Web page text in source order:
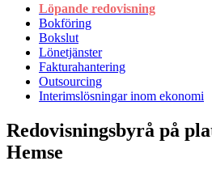
Löpande redovisning
Bokföring
Bokslut
Lönetjänster
Fakturahantering
Outsourcing
Interimslösningar inom ekonomi
Redovisningsbyrå på
Hemse